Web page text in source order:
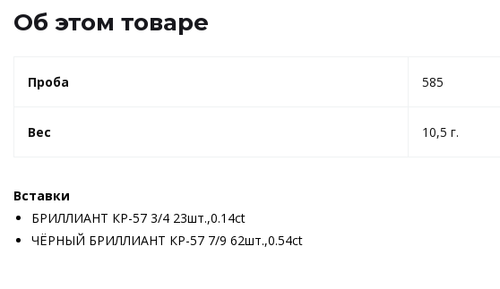
Об этом товаре
Проба 585
Вес 10,5 г.
Вставки
БРИЛЛИАНТ КР-57 3/4 23шт.,0.14ct
ЧЁРНЫЙ БРИЛЛИАНТ КР-57 7/9 62шт.,0.54ct